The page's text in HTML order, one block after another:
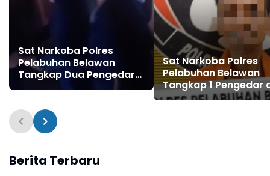
Sat Narkoba Polres
Pelabuhan Belawan
Tangkap Dua Pengedar
Shabu di Medan Marelan
Sat Narkoba Polres
Pelabuhan Belawan
Tangkap 1 Pengedar
4 Pengguna Shabu di
Berita Terbaru